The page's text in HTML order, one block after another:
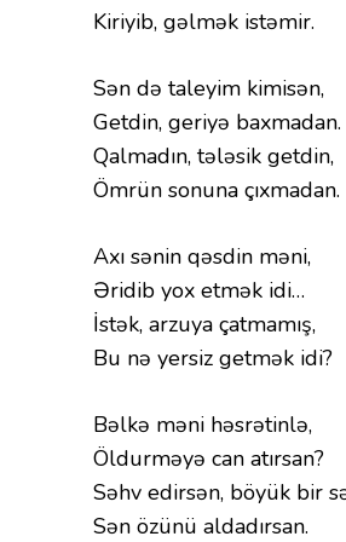
Kiriyib, gəlmək istəmir.
Sən də taleyim kimisən,
Getdin, geriyə baxmadan.
Qalmadın, tələsik getdin,
Ömrün sonuna çıxmadan.
Axı sənin qəsdin məni,
Əridib yox etmək idi…
İstək, arzuya çatmamış,
Bu nə yersiz getmək idi?
Bəlkə məni həsrətinlə,
Öldurməyə can atırsan?
Səhv edirsən, böyük bir
Sən özünü aldadırsan.